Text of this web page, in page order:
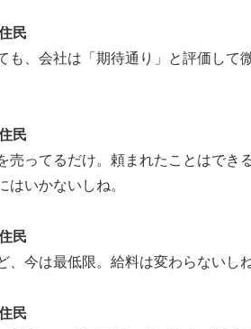
民
も、会社は「期待通り」と評価して
民
売ってるだけ。頼まれたことはで
はいかないしね。
民
、今は最低限。給料は変わらないしね
民